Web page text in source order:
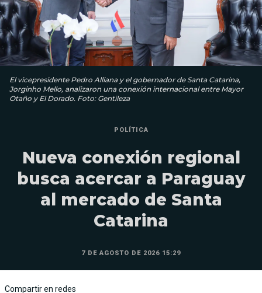
El vicepresidente Pedro Alliana y el gobernador de Santa Catarina,
Jorginho Mello, analizaron una conexión internacional entre Mayor
Otaño y El Dorado. Foto: Gentileza
POLÍTICA
Nueva conexión regional
busca acercar a Paraguay
al mercado de Santa
Catarina
7 DE AGOSTO DE 2026 15:29
Compartir en redes